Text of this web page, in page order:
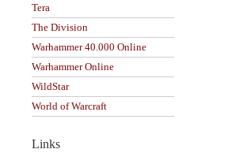
Tera
The Division
Warhammer 40.000 Online
Warhammer Online
WildStar
World of Warcraft
Links